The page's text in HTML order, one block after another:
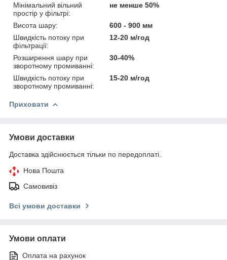
Мінімальний вільний
простір у фільтрі:
не менше 50%
Висота шару:
600 - 900 мм
Швидкість потоку при
фільтрації:
12-20 м/год
Розширення шару при
зворотному промиванні:
30-40%
Швидкість потоку при
зворотному промиванні:
15-20 м/год
Приховати
Умови доставки
Доставка здійснюється тільки по передоплаті.
Нова Пошта
Самовивіз
Всі умови доставки
Умови оплати
Оплата на рахунок